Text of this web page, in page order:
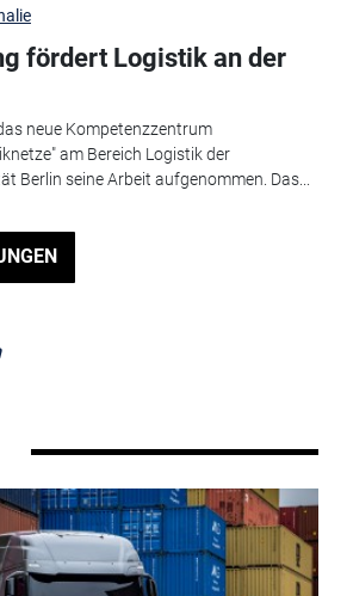
fördert Logistik an der
neue Kompetenzzentrum
am Bereich Logistik der
Berlin seine Arbeit aufgenommen. Das...